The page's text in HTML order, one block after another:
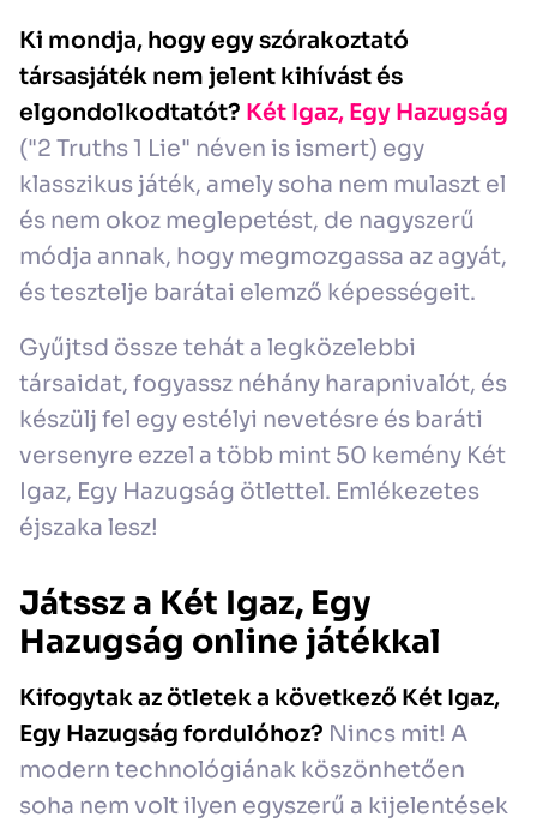
Ki mondja, hogy egy szórakoztató
társasjáték nem jelent kihívást és
elgondolkodtatót? Két Igaz, Egy Hazugság
("2 Truths 1 Lie" néven is ismert) egy
klasszikus játék, amely soha nem mulaszt el
és nem okoz meglepetést, de nagyszerű
módja annak, hogy megmozgassa az agyát,
és tesztelje barátai elemző képességeit.
Gyűjtsd össze tehát a legközelebbi
társaidat, fogyassz néhány harapnivalót, és
készülj fel egy estélyi nevetésre és baráti
versenyre ezzel a több mint 50 kemény Két
Igaz, Egy Hazugság ötlettel. Emlékezetes
éjszaka lesz!
Játssz a Két Igaz, Egy
Hazugság online játékkal
Kifogytak az ötletek a következő Két Igaz,
Egy Hazugság fordulóhoz? Nincs mit! A
modern technológiának köszönhetően
soha nem volt ilyen egyszerű a kijelentések